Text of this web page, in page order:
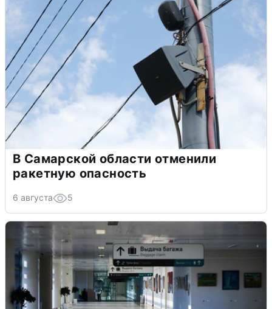
В Самарской области отменили
ракетную опасность
6 августа 5